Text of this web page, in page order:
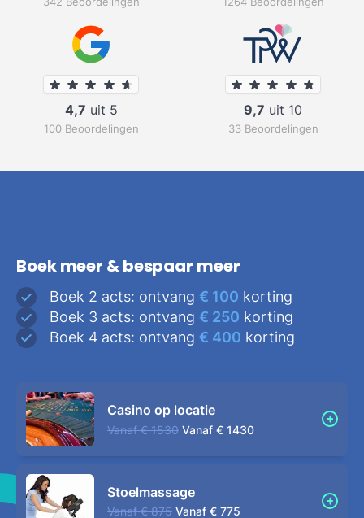
4,7 uit 5
100 Beoordelingen
9,7 uit 10
33 Beoordelingen
Boek meer & bespaar meer
Boek 2 acts: ontvang € 100 korting
Boek 3 acts: ontvang € 250 korting
Boek 4 acts: ontvang € 400 korting
Casino op locatie
Vanaf € 1530 Vanaf € 1430
Stoelmassage
Vanaf € 875 Vanaf € 775